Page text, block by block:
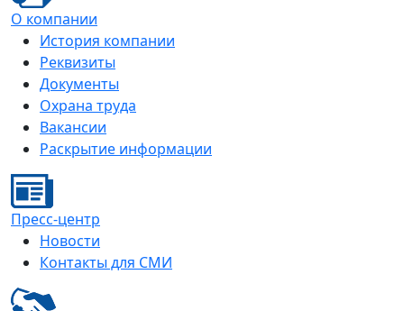
О компании
История компании
Реквизиты
Документы
Охрана труда
Вакансии
Раскрытие информации
Пресс-центр
Новости
Контакты для СМИ